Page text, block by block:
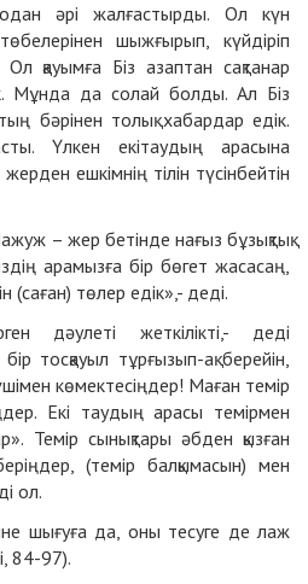
әрі жалғастырды. Ол күн
шыжғырып, күйдіріп
Ол қауымға Біз азаптан сақтанар
Мұнда да солай болды. Ал Біз
бәрінен толық хабардар едік.
Үлкен екітаудың арасына
ешкімнің тілін түсінбейтін
– жер бетінде нағыз бұзықтық
арамызға бір бөгет жасасаң,
(саған) төлер едік»,- деді.
дәулеті жеткілікті,- деді
тосқауыл тұрғызып-ақ берейін,
көмектесіңдер! Маған темір
Екі таудың арасы темірмен
Темір сынықтары әбден қызған
(темір балқымасын) мен
ол.
шығуға да, оны тесуге де лаж
84-97).